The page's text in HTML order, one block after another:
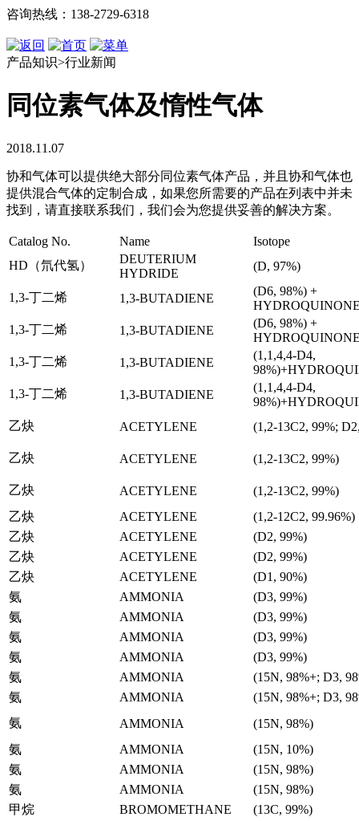
咨询热线：138-2729-6318
产品知识>行业新闻
同位素气体及惰性气体
2018.11.07
协和气体可以提供绝大部分同位素气体产品，并且 协和气体也
提供混合气体的定制合成，如果您所需要的产品在列表中并未
找到，请直接联系我们，我们会为您提供妥善的解决方案。
Catalog No. Name
Isotope
HD（氘代氢）
DEUTERIUM
HYDRIDE
(D, 97%)
1,3-丁二烯 1,3-BUTADIENE
(D6, 98%) +
1,3-丁二烯
1,3-BUTADIENE
(D6, 98%) +
1,3-丁二烯
1,3-BUTADIENE
(1,1,4,4-D4,
1,3-丁二烯
1,3-BUTADIENE
(1,1,4,4-D4,
乙炔
ACETYLENE (1,2-13C2, 99%;
乙炔 ACETYLENE (1,2-13C2, 99%)
乙炔 ACETYLENE
(1,2-13C2, 99%)
乙炔
ACETYLENE
(1,2-12C2, 99.96%)
乙炔
ACETYLENE
(D2, 99%)
乙炔
ACETYLENE
(D2, 99%)
乙炔
ACETYLENE
(D1, 90%)
氨
AMMONIA
(D3, 99%)
氨
AMMONIA
(D3, 99%)
氨
AMMONIA
(D3, 99%)
氨
AMMONIA
(D3, 99%)
氨
AMMONIA
(15N, 98%+; D3,
氨
AMMONIA
(15N, 98%+; D3,
氨
AMMONIA
(15N, 98%)
氨
AMMONIA
(15N, 10%)
氨
AMMONIA
(15N, 98%)
氨
AMMONIA
(15N, 98%)
甲烷
BROMOMETHANE
(13C, 99%)